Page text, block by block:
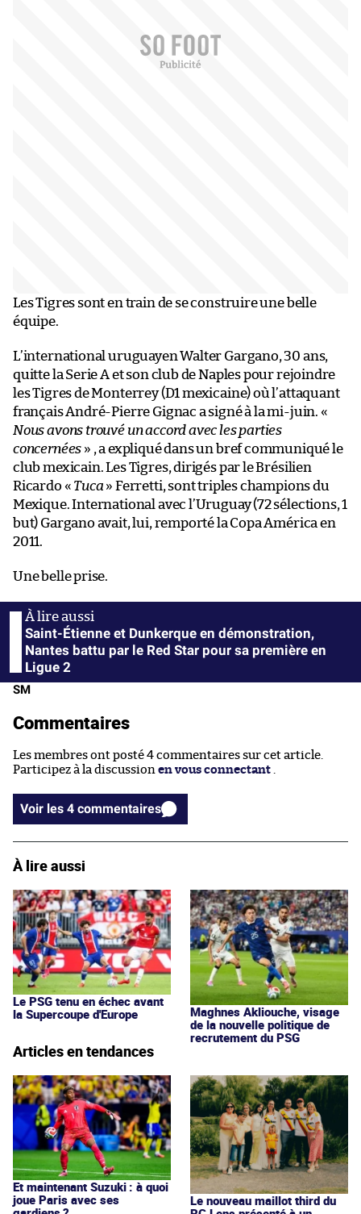
Les Tigres sont en train de se construire une belle
équipe.
L’international uruguayen Walter Gargano, 30 ans,
quitte la Serie A et son club de Naples pour rejoindre
les Tigres de Monterrey (D1 mexicaine) où l’attaquant
français André-Pierre Gignac a signé à la mi-juin. «
Nous avons trouvé un accord avec les parties
concernées » , a expliqué dans un bref communiqué le
club mexicain. Les Tigres, dirigés par le Brésilien
Ricardo « Tuca » Ferretti, sont triples champions du
Mexique. International avec l’Uruguay (72 sélections, 1
but) Gargano avait, lui, remporté la Copa América en
2011.
Une belle prise.
Saint-Étienne et Dunkerque en démonstration,
Nantes battu par le Red Star pour sa première en
Ligue 2
SM
Commentaires
Les membres ont posté 4 commentaires sur cet article.
Participez à la discussion en vous connectant
Voir les 4 commentaires
À lire aussi
Le PSG tenu en échec avant
la Supercoupe d'Europe
Maghnes Akliouche, visage
de la nouvelle politique de
recrutement du PSG
Articles en tendances
Et maintenant Suzuki : à quoi
joue Paris avec ses
Le nouveau maillot third du